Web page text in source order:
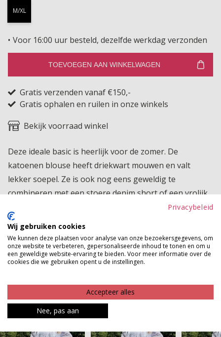
M/XL
Voor 16:00 uur besteld, dezelfde werkdag verzonden
TOEVOEGEN AAN WINKELWAGEN
Gratis verzenden vanaf €150,-
Gratis ophalen en ruilen in onze winkels
Bekijk voorraad winkel
Deze ideale basic is heerlijk voor de zomer. De
katoenen blouse heeft driekwart mouwen en valt
lekker soepel. Ze is ook nog eens geweldig te
combineren met een stoere denim short of een vrolijk
rokje. Maak eindeloos veel combinaties en haal alles uit
jouw nieuwe zomerblouse!
Product kenmerken
Betaalinformatie
MAAK JE LOOK COMPLEET
Privacybeleid
Wij gebruiken cookies
We kunnen deze plaatsen voor analyse van onze bezoekersgegevens, om
onze website te verbeteren, gepersonaliseerde inhoud te tonen en om u
een geweldige website-ervaring te bieden. Voor meer informatie over de
cookies die we gebruiken opent u de instellingen.
Accepteer alles
Nee, pas aan